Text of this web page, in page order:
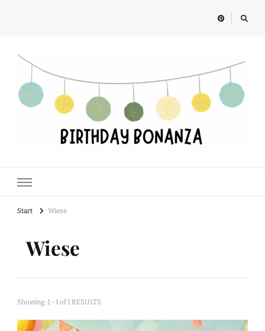
Start Wiese
Wiese
Showing: 1 - 1 of 1 RESULTS